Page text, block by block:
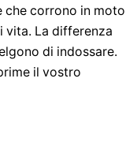
che corrono in moto
vita. La differenza
di indossare.
il vostro